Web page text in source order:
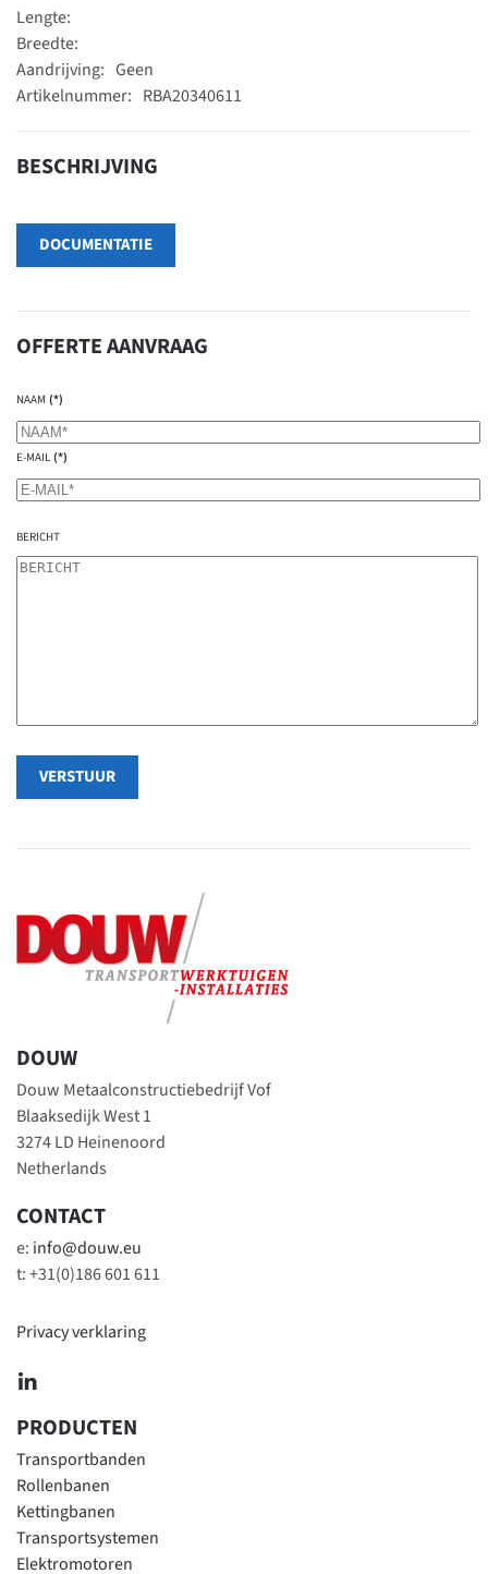
Lengte:
Breedte:
Aandrijving: Geen
Artikelnummer: RBA20340611
BESCHRIJVING
DOCUMENTATIE
OFFERTE AANVRAAG
NAAM (*)
E-MAIL (*)
BERICHT
VERSTUUR
DOUW
Douw Metaalconstructiebedrijf Vof
Blaaksedijk West 1
3274 LD Heinenoord
Netherlands
CONTACT
e: info@douw.eu
t: +31(0)186 601 611
Privacy verklaring
PRODUCTEN
Transportbanden
Rollenbanen
Kettingbanen
Transportsystemen
Elektromotoren